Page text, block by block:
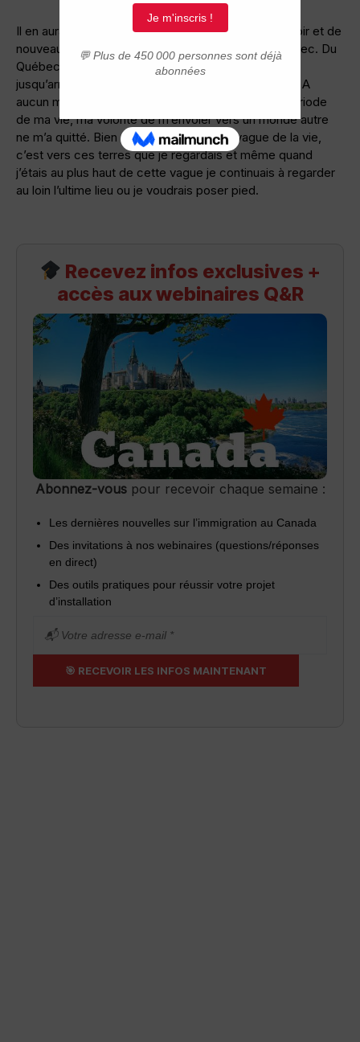
Il en aura fallu du temps, de la patience, du désespoir et de
nouveau de l’espoir pour arriver aux portes du Québec. Du
Québec plein les yeux depuis l’âge de dix sept ans
jusqu’arrivé à mon âge que je qualifierais du double. A
aucun moment je n’ai oublié mon rêve. A aucune période
de ma vie, ma volonté de m’envoler vers un monde autre
ne m’a quitté. Bien sur au plus bas de la vague de la vie,
c’est vers ces terres que je regardais et même quand
j’étais au plus haut de cette vague je continuais à regarder
au loin l’ultime lieu ou je voudrais poser pied.
Recevez infos exclusives +
accès aux webinaires Q&R
Abonnez-vouspour recevoir chaque semaine :
Les dernières nouvelles sur l’immigration au Canada
Des invitations à nos webinaires (questions/réponses
en direct)
Des outils pratiques pour réussir votre projet
d’installation